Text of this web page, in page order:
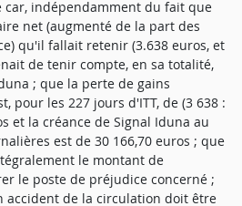
car, indépendamment du fait que
net (augmenté de la part des
qu'il fallait retenir (3.638 euros, et
de tenir compte, en sa totalité,
; que la perte de gains
pour les 227 jours d'ITT, de (3 638 :
et la créance de Signal Iduna au
est de 30 166,70 euros ; que
le montant de
le poste de préjudice concerné ;
accident de la circulation doit être